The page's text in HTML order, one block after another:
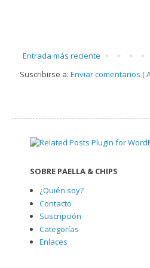
Entrada más reciente
Suscribirse a: Enviar comentarios (
SOBRE PAELLA & CHIPS
¿Quién soy?
Contacto
Suscripción
Categorías
Enlaces